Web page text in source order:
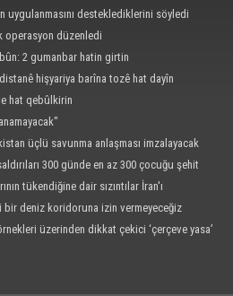
uygulanmasını desteklediklerini söyledi
operasyon düzenledi
2 gumanbar hatin girtin
hişyariya barîna tozê hat dayîn
hat qebûlkirin
üçlü savunma anlaşması imzalayacak
300 günde en az 300 çocuğu şehit
tükendiğine dair sızıntılar İran'ı
bir deniz koridoruna izin vermeyeceğiz
üzerinden dikkat çekici ‘çerçeve yasa’